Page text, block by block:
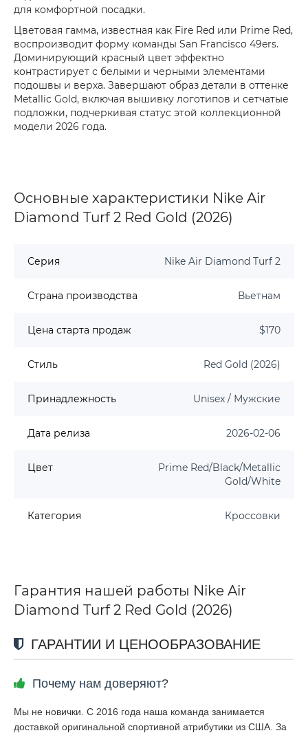
для комфортной посадки.
Цветовая гамма, известная как Fire Red или Prime Red,
воспроизводит форму команды San Francisco 49ers.
Доминирующий красный цвет эффектно
контрастирует с белыми и черными элементами
подошвы и верха. Завершают образ детали в оттенке
Metallic Gold, включая вышивку логотипов и сетчатые
подложки, подчеркивая статус этой коллекционной
модели 2026 года.
Основные характеристики Nike Air
Diamond Turf 2 Red Gold (2026)
Серия Nike Air Diamond Turf 2
Страна производства Вьетнам
Цена старта продаж $170
Стиль Red Gold (2026)
Принадлежность Unisex / Мужские
Дата релиза 2026-02-06
Цвет
Prime Red/Black/Metallic
Gold/White
Категория Кроссовки
Гарантия нашей работы Nike Air
Diamond Turf 2 Red Gold (2026)
ГАРАНТИИ И ЦЕНООБРАЗОВАНИЕ
Почему нам доверяют?
Мы не новички. С 2016 года наша команда занимается
доставкой оригинальной спортивной атрибутики из США. За